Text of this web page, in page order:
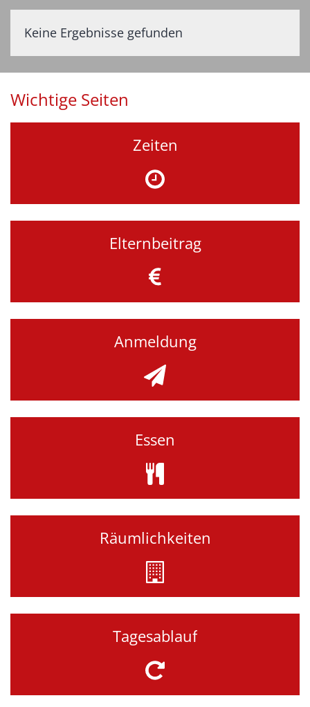
Keine Ergebnisse gefunden
Wichtige Seiten
Zeiten
Elternbeitrag
Anmeldung
Essen
Räumlichkeiten
Tagesablauf